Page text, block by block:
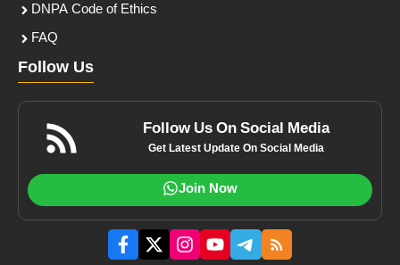
DNPA Code of Ethics
FAQ
Follow Us
Follow Us On Social Media
Get Latest Update On Social Media
Join Now